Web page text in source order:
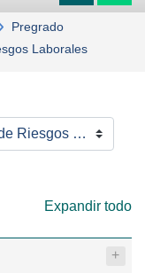
Pregrado
Laborales
Expandir todo